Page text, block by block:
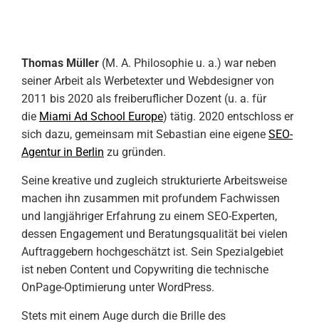
Thomas Müller (M. A. Philosophie u. a.) war neben
seiner Arbeit als Werbetexter und Webdesigner von
2011 bis 2020 als freiberuflicher Dozent (u. a. für
die Miami Ad School Europe) tätig. 2020 entschloss er
sich dazu, gemeinsam mit Sebastian eine eigene SEO-
Agentur in Berlin zu gründen.
Seine kreative und zugleich strukturierte Arbeitsweise
machen ihn zusammen mit profundem Fachwissen
und langjähriger Erfahrung zu einem SEO-Experten,
dessen Engagement und Beratungsqualität bei vielen
Auftraggebern hochgeschätzt ist. Sein Spezialgebiet
ist neben Content und Copywriting die technische
OnPage-Optimierung unter WordPress.
Stets mit einem Auge durch die Brille des